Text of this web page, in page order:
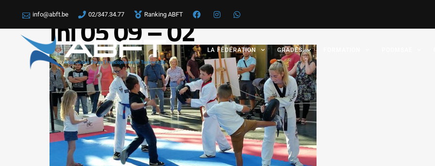
info@abft.be 02/347.34.77 Ranking ABFT
LA FÉDÉRATION GRADES
Ini 05 09 – 02